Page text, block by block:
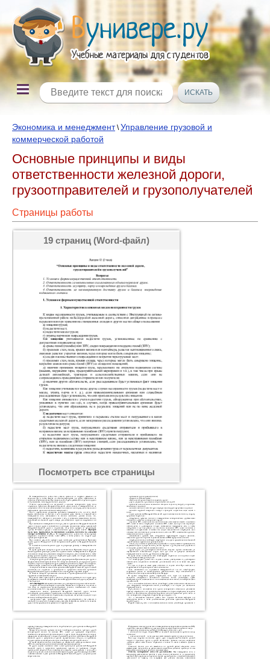
Экономика и менеджмент\Управление грузовой и
коммерческой работой
Основные принципы и виды
ответственности железной дороги,
грузоотправителей и грузополучателей
Страницы работы
19 страниц (Word-файл)
Посмотреть все страницы